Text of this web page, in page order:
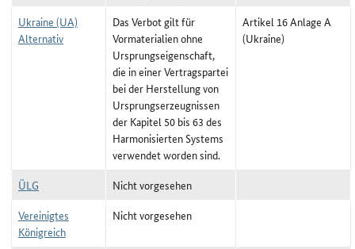
Ukraine (UA)
Alternativ
Das Verbot gilt für
Vormaterialien ohne
Ursprungseigenschaft,
die in einer Vertragspartei
bei der Herstellung von
Ursprungserzeugnissen
der Kapitel 50 bis 63 des
Harmonisierten Systems
verwendet worden sind.
Artikel 16 Anlage A
(Ukraine)
ÜLG
Nicht vorgesehen
Vereinigtes
Königreich
Nicht vorgesehen